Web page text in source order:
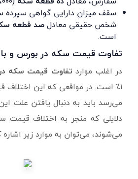
سقف میزان دارایی گواهی سپرده
شخص حقیقی معادلصد قطعه
است.
تفاوت قیمت سکه در بورس و
در اغلب موارد تفاوت قیمت سکه در
می‌رسد باید به دنبال یافتن علت
دلایلی که منجر به اختلاف قیمت
می‌شوند، می‌توان به موارد زیر اشاره